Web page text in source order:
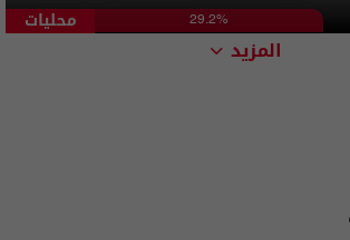
محليات 29.2%
المزيد